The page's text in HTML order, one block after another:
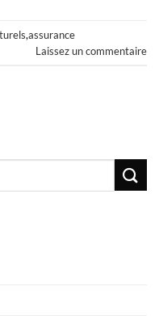
,assurance
Laissez un commentaire